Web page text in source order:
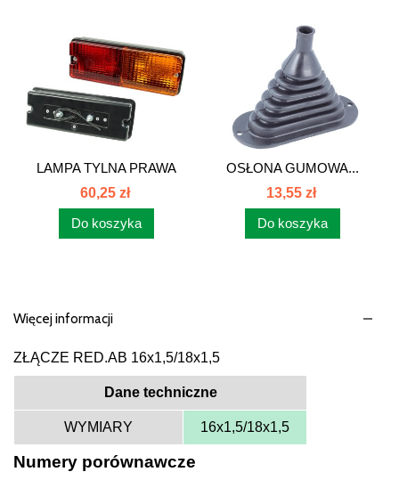
LAMPA TYLNA PRAWA
LEWA ZETOR...
60,25 zł
Do koszyka
OSŁONA GUMOWA...
13,55 zł
Do koszyka
Więcej informacji
ZŁĄCZE RED.AB 16x1,5/18x1,5
Dane techniczne
WYMIARY 16x1,5/18x1,5
Numery porównawcze